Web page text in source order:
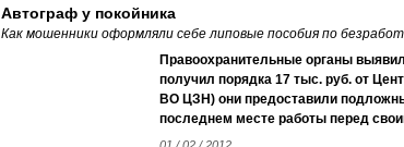
Автограф у покойника
Как мошенники оформляли себе липовые пособия по
Правоохранительные органы
получил порядка 17 тыс. руб. от
ВО ЦЗН) они предоставили
последнем месте работы перед